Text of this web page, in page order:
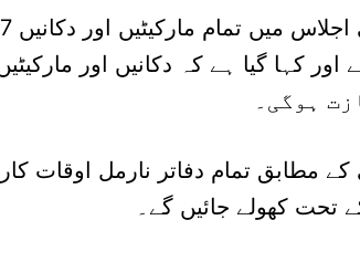
ہوگی۔
تحت کھولے جائیں گے۔